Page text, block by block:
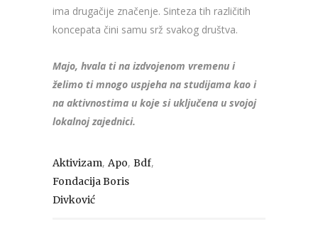
ima drugačije značenje. Sinteza tih različitih
koncepata čini samu srž svakog društva.
Majo, hvala ti na izdvojenom vremenu i
želimo ti mnogo uspjeha na studijama kao i
na aktivnostima u koje si uključena u svojoj
lokalnoj zajednici.
Aktivizam, Apo, Bdf,
Fondacija Boris
Divković